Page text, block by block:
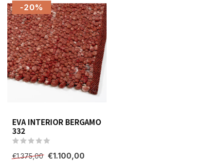
-20%
EVA INTERIOR BERGAMO
332
€1.375,00 €1.100,00